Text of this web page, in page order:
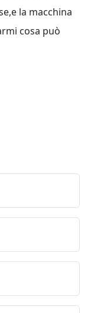
la macchina
cosa può